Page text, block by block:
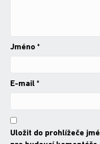
Jméno *
E-mail *
Uložit do prohlížeče